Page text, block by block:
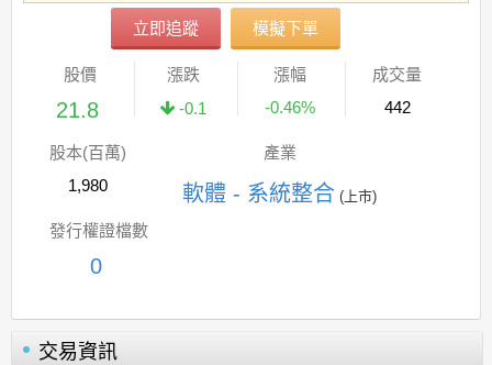
立即追蹤 模擬下單
股價
21.8
漲跌
-0.1
漲幅
-0.46%
成交量
442
股本(百萬)
1,980
產業
軟體 - 系統整合 (上市)
發行權證檔數
0
交易資訊